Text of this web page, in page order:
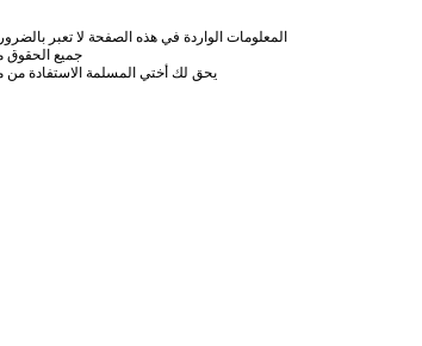
المعلومات الواردة في هذه الصفحة لا تعبر
جميع الحقوق
يحق لك أختي المسلمة الاستفادة